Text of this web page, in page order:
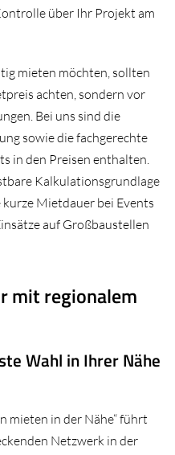
über Ihr Projekt am
mieten möchten, sollten
achten, sondern vor
Bei uns sind die
sowie die fachgerechte
in den Preisen enthalten.
Kalkulationsgrundlage
Mietdauer bei Events
auf Großbaustellen
mit regionalem
Wahl in Ihrer Nähe
mieten in der Nähe“ führt
Netzwerk in der